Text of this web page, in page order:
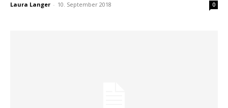
Laura Langer - 10. September 2018 0